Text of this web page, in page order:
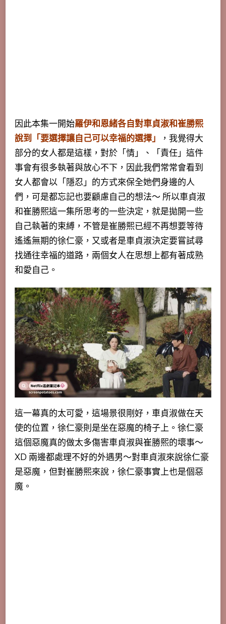
因此本集一開始羅伊和恩緒各自對車貞淑和崔勝熙
說到「要選擇讓自己可以幸福的選擇」
，我覺得大
部分的女人都是這樣，對於「情」、「責任」這件
事會有很多執著與放心不下，因此我們常常會看到
女人都會以「隱忍」的方式來保全她們身邊的人
們，可是都忘記也要顧慮自己的想法～ 所以車貞淑
和崔勝熙這一集所思考的一些決定，就是拋開一些
自己執著的束縛，不管是崔勝熙已經不再想要等待
遙遙無期的徐仁豪，又或者是車貞淑決定要嘗試尋
找通往幸福的道路，兩個女人在思想上都有著成熟
和愛自己。
這一幕真的太可愛，這場景很剛好，車貞淑做在天
使的位置，徐仁豪則是坐在惡魔的椅子上。徐仁豪
這個惡魔真的做太多傷害車貞淑與崔勝熙的壞事～
XD 兩邊都處理不好的外遇男～對車貞淑來說徐仁豪
是惡魔，但對崔勝熙來說，徐仁豪事實上也是個惡
魔。